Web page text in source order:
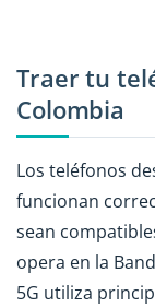
Traer tu
Colombia
Los teléfonos
funcionan
sean
opera en la
5G utiliza